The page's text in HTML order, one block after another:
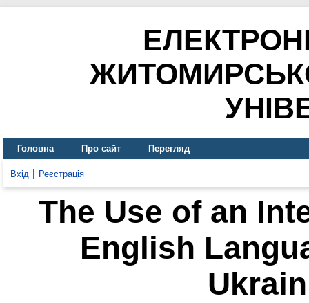
Головна Про сайт Перегляд
Вхід Реєстрація
The Use of an
English